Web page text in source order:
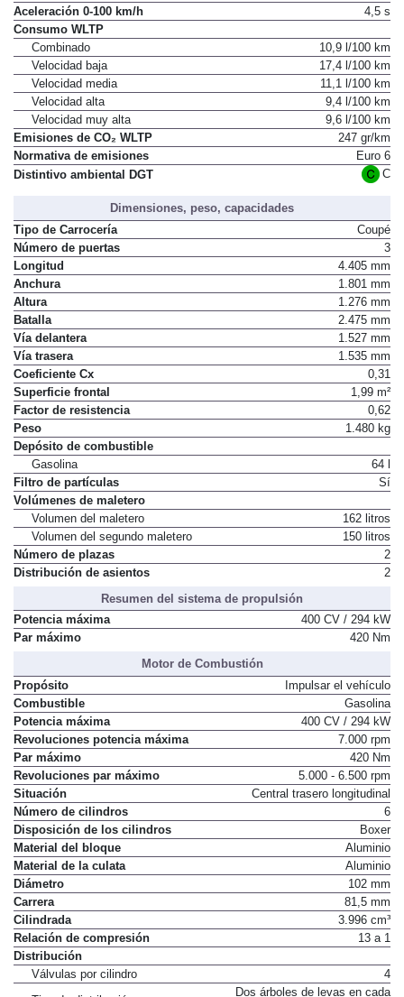
Velocidad máxima
293 km/h
Aceleración 0-100 km/h
Consumo WLTP
Combinado
10,9 l/100 km
Velocidad baja
17,4 l/100 km
Velocidad media
11,1 l/100 km
Velocidad alta
9,4 l/100 km
Velocidad muy alta
9,6 l/100 km
Emisiones de CO₂ WLTP
247 gr/km
Normativa de emisiones
Euro 6
Dimensiones, peso, capacidades
Tipo de Carrocería
Coupé
Número de puertas
3
Longitud
4.405 mm
Anchura
1.801 mm
Altura
1.276 mm
Batalla
2.475 mm
Vía delantera
1.527 mm
Vía trasera
1.535 mm
Coeficiente Cx
0,31
Superficie frontal
1,99 m²
Factor de resistencia
0,62
Peso
Depósito de combustible
Gasolina
64 l
Filtro de partículas
Volúmenes de maletero
Volumen del maletero
162 litros
Volumen del segundo maletero
150 litros
Número de plazas
2
Resumen del sistema de propulsión
Potencia máxima
400 CV / 294 kW
Motor de Combustión
Propósito
Impulsar el vehículo
Combustible
Gasolina
Potencia máxima
400 CV / 294 kW
Revoluciones potencia máxima
7.000 rpm
Par máximo
420 Nm
Revoluciones par máximo
5.000 - 6.500 rpm
Situación
Central trasero longitudinal
Número de cilindros
6
Disposición de los cilindros
Boxer
Material del bloque
Aluminio
Material de la culata
Aluminio
Diámetro
102 mm
Carrera
81,5 mm
Cilindrada
3.996 cm³
Relación de compresión
Distribución
4